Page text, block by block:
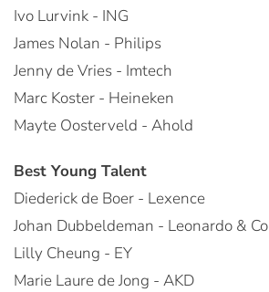
Ivo Lurvink - ING
James Nolan - Philips
Jenny de Vries - Imtech
Marc Koster - Heineken
Mayte Oosterveld - Ahold
Best Young Talent
Diederick de Boer - Lexence
Johan Dubbeldeman - Leonardo & Co
Lilly Cheung - EY
Marie Laure de Jong - AKD